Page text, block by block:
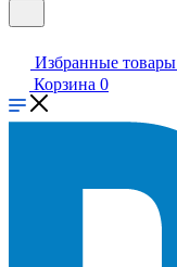
Избранные товары
Корзина 0